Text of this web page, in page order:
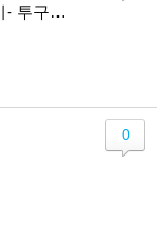
[할로윈][깜짝이벤트]할로윈 즐기기- 투구와 갑옷 만들기
0